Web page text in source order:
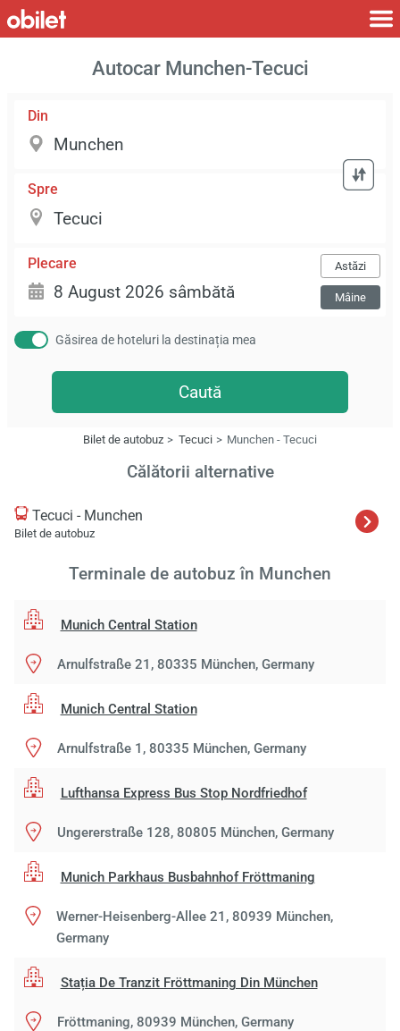
Autocar Munchen-Tecuci
Din
Spre
Plecare Astăzi
Mâine
Găsirea de hoteluri la destinația mea
Caută
Bilet de autobuz Tecuci Munchen - Tecuci
Călătorii alternative
Tecuci - Munchen
Bilet de autobuz
Terminale de autobuz în Munchen
Munich Central Station
Arnulfstraße 21, 80335 München, Germany
Munich Central Station
Arnulfstraße 1, 80335 München, Germany
Lufthansa Express Bus Stop Nordfriedhof
Ungererstraße 128, 80805 München, Germany
Munich Parkhaus Busbahnhof Fröttmaning
Werner-Heisenberg-Allee 21, 80939 München,
Germany
Stația De Tranzit Fröttmaning Din München
Fröttmaning, 80939 München, Germany